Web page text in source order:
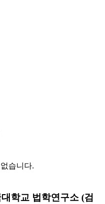
습니다.
학교 법학연구소 (검